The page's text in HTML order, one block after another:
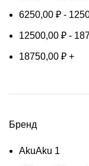
6250,00 ₽ -
12500,00 ₽ -
18750,00 ₽ +
Бренд
AkuAku 1